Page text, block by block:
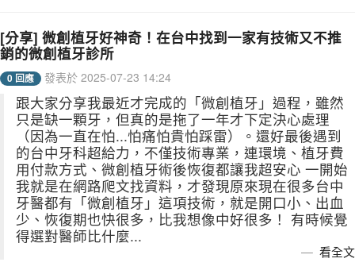
[分享] 微創植牙好神奇！在台中找到一家有技術又不推
銷的微創植牙診所
0 回應 發表於 2025-07-23 14:24
跟大家分享我最近才完成的「微創植牙」過程，雖然
只是缺一顆牙，但真的是拖了一年才下定決心處理
（因為一直在怕...怕痛怕貴怕踩雷）。還好最後遇到
的台中牙科超給力，不僅技術專業，連環境、植牙費
用付款方式、微創植牙術後恢復都讓我超安心 一開始
我就是在網路爬文找資料，才發現原來現在很多台中
牙醫都有「微創植牙」這項技術，就是開口小、出血
少、恢復期也快很多，比我想像中好很多！ 有時候覺
得選對醫師比什麼...
看全文